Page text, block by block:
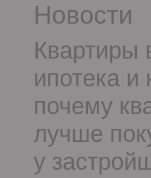
Новости
Квартиры
ипотека и
почему
лучше
у